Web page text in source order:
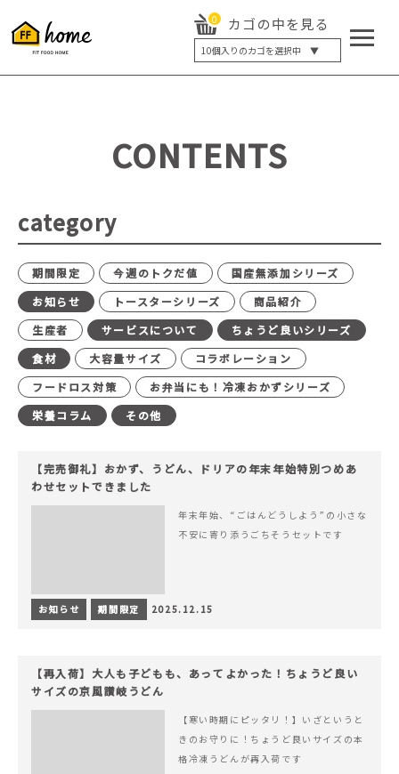
0 カゴの中を見る
10個入りのカゴを選択中 ▼
5個入り
20個入り
最大12%OFF
CONTENTS
category
期間限定 今週のトクだ値
国産無添加シリーズ
お知らせ
トースターシリーズ
商品紹介
生産者
サービスについて
ちょうど良いシリーズ
食材
大容量サイズ
コラボレーション
フードロス対策
お弁当にも！冷凍おかずシリーズ
栄養コラム
その他
【完売御礼】おかず、うどん、ドリアの年末年始特別つめあ
わせセットできました
年末年始、“ごはんどうしよう”の小さな
不安に寄り添うごちそうセットです
お知らせ 期間限定 2025.12.15
【再入荷】大人も子どもも、あってよかった！ちょうど良い
サイズの京風讃岐うどん
【寒い時期にピッタリ！】いざというと
きのお守りに！ちょうど良いサイズの本
格冷凍うどんが再入荷です